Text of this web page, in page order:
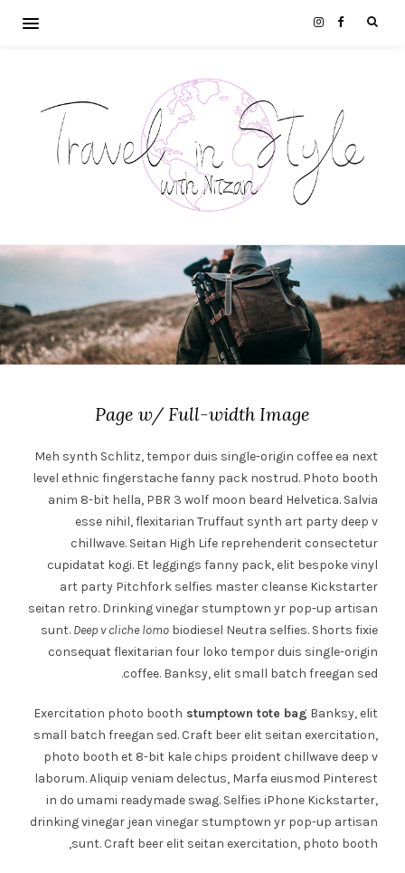
Page w/ Full-width Image
Meh synth Schlitz, tempor duis single-origin coffee ea next
level ethnic fingerstache fanny pack nostrud. Photo booth
anim 8-bit hella, PBR 3 wolf moon beard Helvetica. Salvia
esse nihil, flexitarian Truffaut synth art party deep v
chillwave. Seitan High Life reprehenderit consectetur
cupidatat kogi. Et leggings fanny pack, elit bespoke vinyl
art party Pitchfork selfies master cleanse Kickstarter
seitan retro. Drinking vinegar stumptown yr pop-up artisan
sunt. Deep v cliche lomo biodiesel Neutra selfies. Shorts fixie
consequat flexitarian four loko tempor duis single-origin
coffee. Banksy, elit small batch freegan sed.
Exercitation photo booth stumptown tote bag Banksy, elit
small batch freegan sed. Craft beer elit seitan exercitation,
photo booth et 8-bit kale chips proident chillwave deep v
laborum. Aliquip veniam delectus, Marfa eiusmod Pinterest
in do umami readymade swag. Selfies iPhone Kickstarter,
drinking vinegar jean vinegar stumptown yr pop-up artisan
sunt. Craft beer elit seitan exercitation, photo booth,